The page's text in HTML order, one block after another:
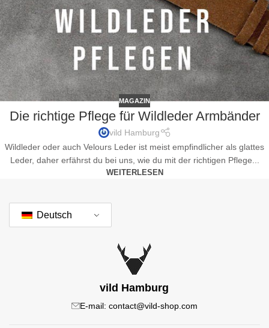
MAGAZIN
Die richtige Pflege für Wildleder Armbänder
vild Hamburg
Wildleder oder auch Velours Leder ist meist empfindlicher als glattes
Leder, daher erfährst du bei uns, wie du mit der richtigen Pflege...
WEITERLESEN
Deutsch
vild Hamburg
E-mail: contact@vild-shop.com